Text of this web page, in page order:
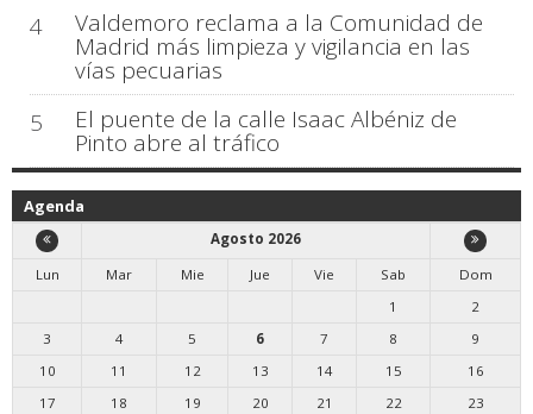
4
Valdemoro reclama a la Comunidad de
Madrid más limpieza y vigilancia en las
vías pecuarias
5
El puente de la calle Isaac Albéniz de
Pinto abre al tráfico
Agenda
Agosto 2026
Lun
Mar Mie Jue Vie Sab
Dom
1
2
3
4 5 6 7 8
9
10
11 12 13 14 15
16
17
18 19 20 21 22
23